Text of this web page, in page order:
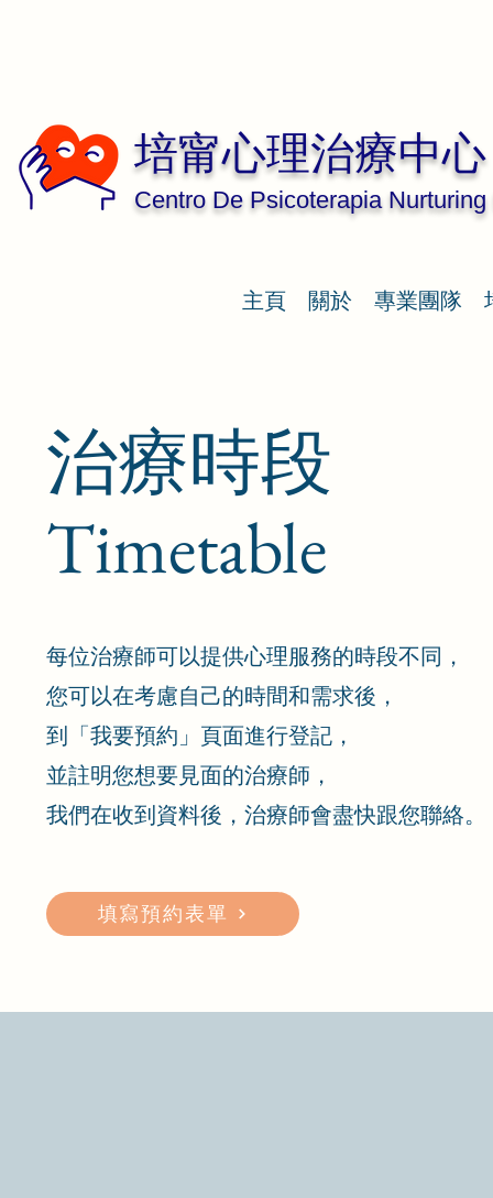
培甯心理治療中心
Centro De Psicoterapia Nurturing
主頁 關於 專業團隊
治療時段 ​
Timetable
每位治療師可以提供心理服務的時段不同，
您可以在考慮自己的時間和需求後，
到「我要預約」頁面進行登記，
並註明您想要見面的治療師，
​我們在收到資料後，治療師會盡快跟您聯絡。
填寫預約表單